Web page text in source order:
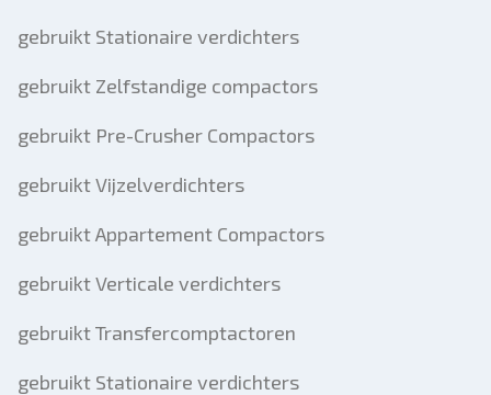
gebruikt Stationaire verdichters
gebruikt Zelfstandige compactors
gebruikt Pre-Crusher Compactors
gebruikt Vijzelverdichters
gebruikt Appartement Compactors
gebruikt Verticale verdichters
gebruikt Transfercomptactoren
gebruikt Stationaire verdichters